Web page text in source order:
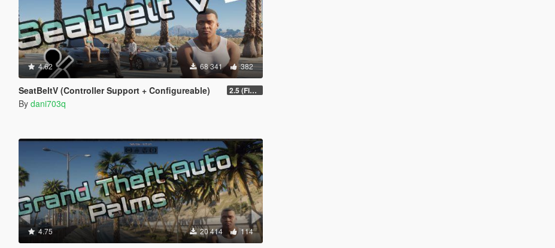
4.62 68 341 382
SeatBeltV (Controller Support + Configureable) 2.5 (Fixed)
By dani703q
4.75 20 414 114